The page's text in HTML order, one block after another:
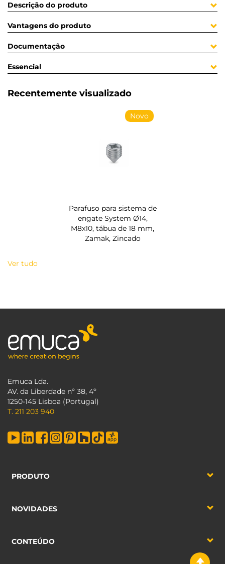
Descrição do produto
Vantagens do produto
Documentação
Essencial
Recentemente visualizado
Novo
Parafuso para sistema de
engate System Ø14,
M8x10, tábua de 18 mm,
Zamak, Zincado
Ver tudo
Emuca Lda.
AV. da Liberdade nº 38, 4º
1250-145 Lisboa (Portugal)
T. 211 203 940
PRODUTO
NOVIDADES
CONTEÚDO